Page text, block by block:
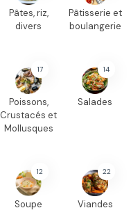
Pâtes, riz,
divers
Pâtisserie et
boulangerie
17
Poissons,
Crustacés et
Mollusques
14
Salades
12
Soupe
22
Viandes